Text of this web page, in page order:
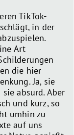
TikTok-
in der
Art
die hier
Ja, sie
absurd. Aber
und kurz, so
umhin zu
auf uns